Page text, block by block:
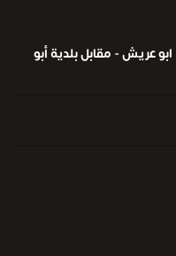
عريش - مقابل بلدية أبو